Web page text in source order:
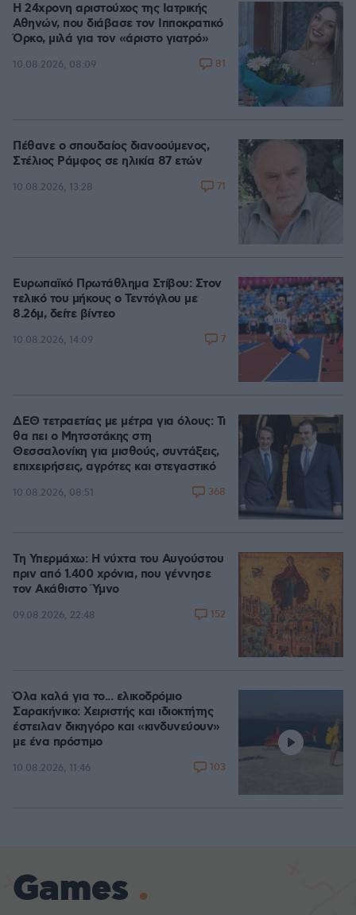
Η 24χρονη αριστούχος της Ιατρικής
Αθηνών, που διάβασε τον Ιπποκρατικό
Όρκο, μιλά για τον «άριστο γιατρό»
10.08.2026, 08:09 81
Πέθανε ο σπουδαίος διανοούμενος,
Στέλιος Ράμφος σε ηλικία 87 ετών
10.08.2026, 13:28 71
Ευρωπαϊκό Πρωτάθλημα Στίβου: Στον
τελικό του μήκους ο Τεντόγλου με
8.26μ, δείτε βίντεο
10.08.2026, 14:09 7
ΔΕΘ τετραετίας με μέτρα για όλους: Τι
θα πει ο Μητσοτάκης στη
Θεσσαλονίκη για μισθούς, συντάξεις,
επιχειρήσεις, αγρότες και στεγαστικό
10.08.2026, 08:51 368
Τη Υπερμάχω: Η νύχτα του Αυγούστου
πριν από 1.400 χρόνια, που γέννησε
τον Ακάθιστο Ύμνο
09.08.2026, 22:48 152
Όλα καλά για το... ελικοδρόμιο
Σαρακήνικο: Χειριστής και ιδιοκτήτης
έστειλαν δικηγόρο και «κινδυνεύουν»
με ένα πρόστιμο
10.08.2026, 11:46 103
Games